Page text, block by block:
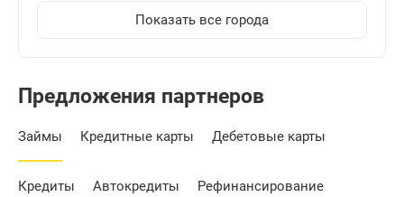
Показать все города
Предложения партнеров
Займы Кредитные карты Дебетовые карты
Кредиты Автокредиты Рефинансирование